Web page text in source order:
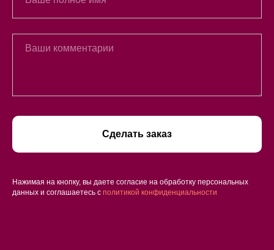
Сделать заказ
Нажимая на кнопку, вы даете согласие на обработку персональных
данных и соглашаетесь c политикой конфиденциальности